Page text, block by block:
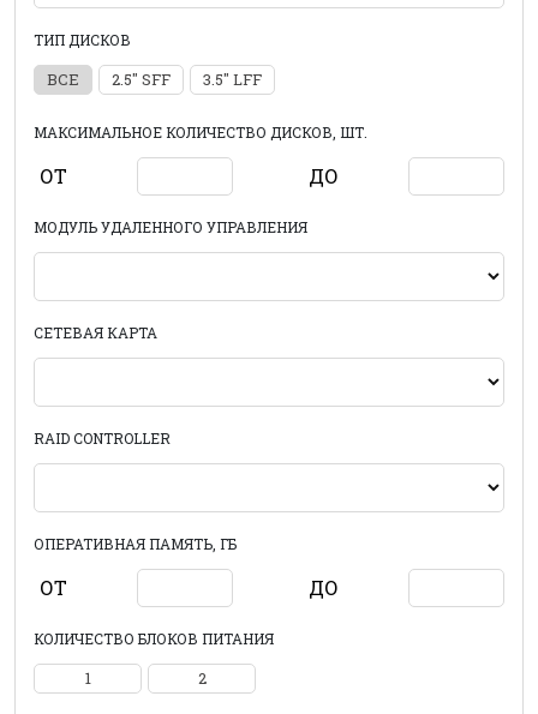
ТИП ДИСКОВ
ВСЕ 2.5" SFF 3.5" LFF
МАКСИМАЛЬНОЕ КОЛИЧЕСТВО ДИСКОВ, ШТ.
ОТ ДО
МОДУЛЬ УДАЛЕННОГО УПРАВЛЕНИЯ
СЕТЕВАЯ КАРТА
RAID CONTROLLER
ОПЕРАТИВНАЯ ПАМЯТЬ, ГБ
ОТ ДО
КОЛИЧЕСТВО БЛОКОВ ПИТАНИЯ
1 2